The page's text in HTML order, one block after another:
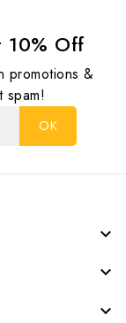
10% Off
promotions &
spam!


